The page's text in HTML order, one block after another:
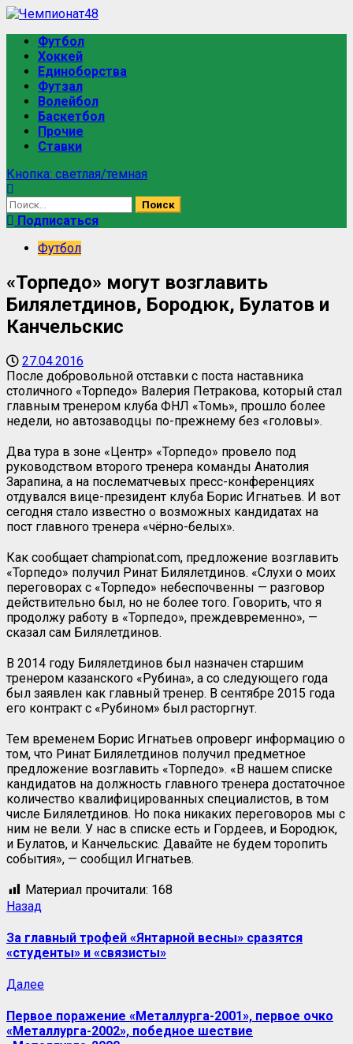
Футбол
Хоккей
Единоборства
Футзал
Волейбол
Баскетбол
Прочие
Ставки
Кнопка: светлая/темная
Подписаться
Футбол
«Торпедо» могут возглавить
Билялетдинов, Бородюк, Булатов и
Канчельскис
27.04.2016
После добровольной отставки с поста наставника
столичного «Торпедо» Валерия Петракова, который стал
главным тренером клуба ФНЛ «Томь», прошло более
недели, но автозаводцы по-прежнему без «головы».
Два тура в зоне «Центр» «Торпедо» провело под
руководством второго тренера команды Анатолия
Зарапина, а на послематчевых пресс-конференциях
отдувался вице-президент клуба Борис Игнатьев. И вот
сегодня стало известно о возможных кандидатах на
пост главного тренера «чёрно-белых».
Как сообщает сhampionat.com, предложение возглавить
«Торпедо» получил Ринат Билялетдинов. «Слухи о моих
переговорах с «Торпедо» небеспочвенны — разговор
действительно был, но не более того. Говорить, что я
продолжу работу в «Торпедо», преждевременно», —
сказал сам Билялетдинов.
В 2014 году Билялетдинов был назначен старшим
тренером казанского «Рубина», а со следующего года
был заявлен как главный тренер. В сентябре 2015 года
его контракт с «Рубином» был расторгнут.
Тем временем Борис Игнатьев опроверг информацию о
том, что Ринат Билялетдинов получил предметное
предложение возглавить «Торпедо». «В нашем списке
кандидатов на должность главного тренера достаточное
количество квалифицированных специалистов, в том
числе Билялетдинов. Но пока никаких переговоров мы с
ним не вели. У нас в списке есть и Гордеев, и Бородюк,
и Булатов, и Канчельскис. Давайте не будем торопить
события», — сообщил Игнатьев.
Материал прочитали: 168
Назад
За главный трофей «Янтарной весны» сразятся
«студенты» и «связисты»
Далее
Первое поражение «Металлурга-2001», первое очко
«Металлурга-2002», победное шествие